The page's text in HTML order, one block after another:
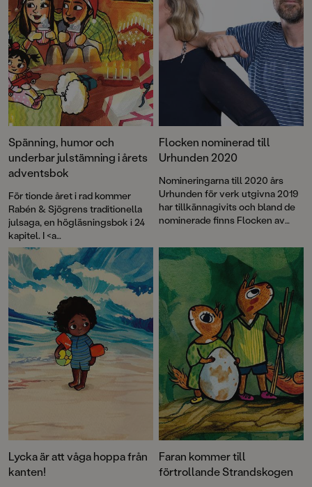
Spänning, humor och
underbar julstämning i årets
adventsbok
För tionde året i rad kommer
Rabén & Sjögrens traditionella
julsaga, en högläsningsbok i 24
kapitel. I <a
href="http://www.rabensjogren.
se/bocker/198563-
julmysteriet">Julmysteriet</a>
berättar författaren Lisa Bjärbo
och illustratören Matilda Ruta om
Ebbe, en kille som verkligen
älskar julen – och mysterier.
Flocken nominerad till
Urhunden 2020
Nomineringarna till 2020 års
Urhunden för verk utgivna 2019
har tillkännagivits och bland de
nominerade finns Flocken av
Lycka är att våga hoppa från
kanten!
Faran kommer till
förtrollande Strandskogen